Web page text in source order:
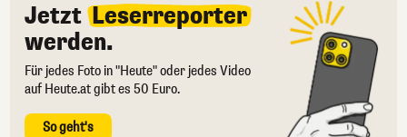
Jetzt Leserreporter
werden.
Für jedes Foto in "Heute" oder jedes Video
auf Heute.at gibt es 50 Euro.
So geht's